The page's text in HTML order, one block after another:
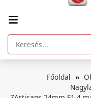
Főoldal